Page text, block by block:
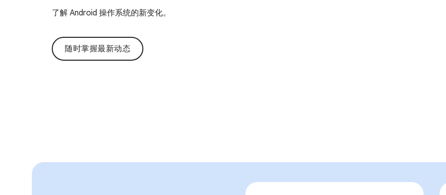
了解 Android 操作系统的新变化。
随时掌握最新动态